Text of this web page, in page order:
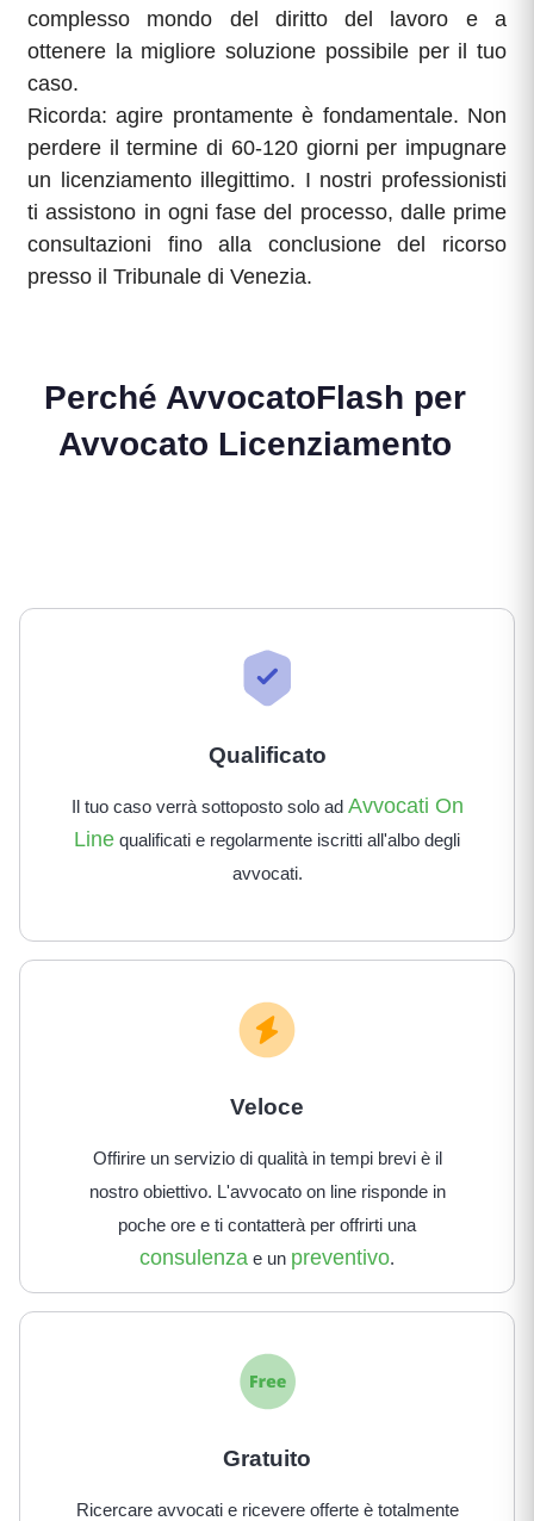
complesso mondo del diritto del lavoro e a
ottenere la migliore soluzione possibile per il tuo
caso.
Ricorda: agire prontamente è fondamentale. Non
perdere il termine di 60-120 giorni per impugnare
un licenziamento illegittimo. I nostri professionisti
ti assistono in ogni fase del processo, dalle prime
consultazioni fino alla conclusione del ricorso
presso il Tribunale di Venezia.
Perché AvvocatoFlash per
Avvocato Licenziamento
Qualificato
Il tuo caso verrà sottoposto solo ad Avvocati On
Line qualificati e regolarmente iscritti all'albo degli
avvocati.
Veloce
Offirire un servizio di qualità in tempi brevi è il
nostro obiettivo. L'avvocato on line risponde in
poche ore e ti contatterà per offrirti una
consulenza e un preventivo.
Gratuito
Ricercare avvocati e ricevere offerte è totalmente